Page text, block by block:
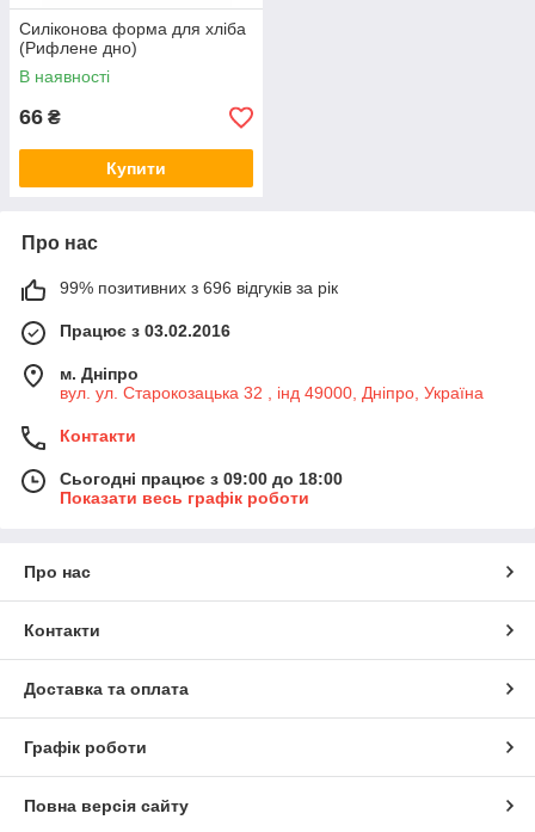
Силіконова форма для хліба
(Рифлене дно)
В наявності
66 ₴
Купити
Про нас
99% позитивних з 696 відгуків за рік
Працює з 03.02.2016
м. Дніпро
вул. ул. Старокозацька 32 , інд 49000, Дніпро, Україна
Контакти
Сьогодні працює з 09:00 до 18:00
Показати весь графік роботи
Про нас
Контакти
Доставка та оплата
Графік роботи
Повна версія сайту